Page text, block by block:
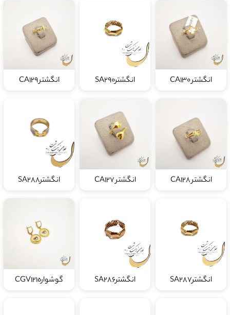
انگشتر CA130 انگشترSA290 انگشتر CA129
انگشتر CA128 انگشتر CA127 انگشترSA288
انگشترSA287 انگشترSA286 گوشوارهCGV121